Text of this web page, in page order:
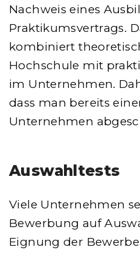
Nachweis eines
Praktikumsvertrags.
kombiniert
Hochschule mit
im Unternehmen.
dass man bereits
Unternehmen
Auswahltests
Viele Unternehmen
Bewerbung auf
Eignung der